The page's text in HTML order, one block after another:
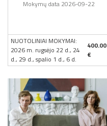
Mokymų data 2026-09-22
NUOTOLINIAI MOKYMAI:
2026 m. rugsėjo 22 d., 24
d., 29 d., spalio 1 d., 6 d.
400.00
€